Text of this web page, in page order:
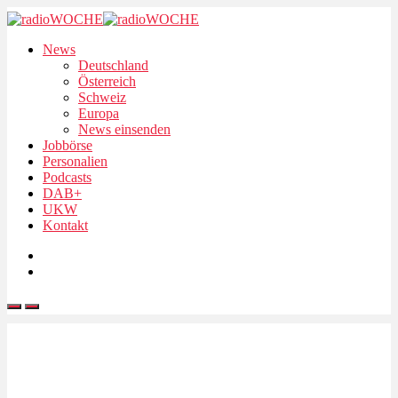
News
Deutschland
Österreich
Schweiz
Europa
News einsenden
Jobbörse
Personalien
Podcasts
DAB+
UKW
Kontakt